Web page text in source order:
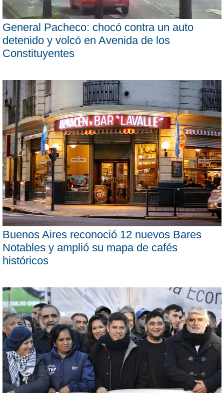
General Pacheco: chocó contra un auto
detenido y volcó en Avenida de los
Constituyentes
Buenos Aires reconoció 12 nuevos Bares
Notables y amplió su mapa de cafés
históricos